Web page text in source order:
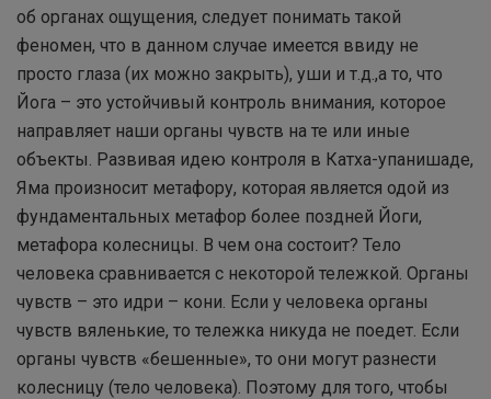
об органах ощущения, следует понимать такой
феномен, что в данном случае имеется ввиду не
просто глаза (их можно закрыть), уши и т.д.,а то, что
Йога – это устойчивый контроль внимания, которое
направляет наши органы чувств на те или иные
объекты. Развивая идею контроля в Катха-упанишаде,
Яма произносит метафору, которая является одой из
фундаментальных метафор более поздней Йоги,
метафора колесницы. В чем она состоит? Тело
человека сравнивается с некоторой тележкой. Органы
чувств – это идри – кони. Если у человека органы
чувств вяленькие, то тележка никуда не поедет. Если
органы чувств «бешенные», то они могут разнести
колесницу (тело человека). Поэтому для того, чтобы